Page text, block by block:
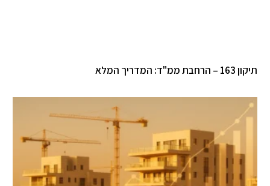
תיקון 163 – הרחבת ממ"ד: המדריך המלא